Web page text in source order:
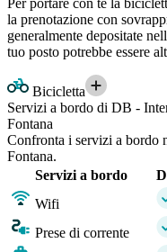
la prenotazione con
generalmente depositate
tuo posto potrebbe essere
Bicicletta
Servizi a bordo di DB -
Fontana
Confronta i servizi a bordo
Fontana.
Servizi a bordo
Wifi
Prese di corrente